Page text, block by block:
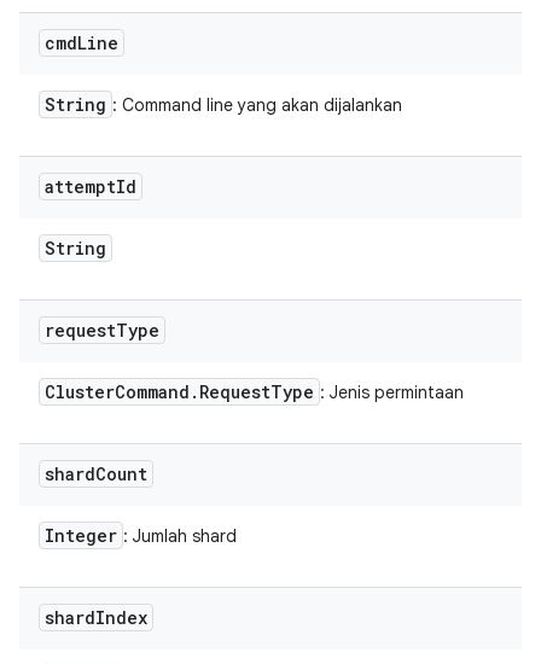
cmdLine
String : Command line yang akan dijalankan
attemptId
String
requestType
ClusterCommand . RequestType : Jenis permintaan
shardCount
Integer : Jumlah shard
shardIndex